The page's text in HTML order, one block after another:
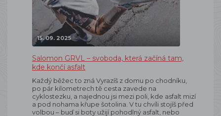
15. 09. 2025
Salomon GRVL – svoboda, která začíná tam,
kde končí asfalt
Každý běžec to zná Vyrazíš z domu po chodníku,
po pár kilometrech tě cesta zavede na
cyklostezku, a najednou jsi mezi poli, kde asfalt mizí
a pod nohama křupe šotolina. V tu chvíli stojíš před
volbou – buď si boty užijí pohodlný asfalt, nebo